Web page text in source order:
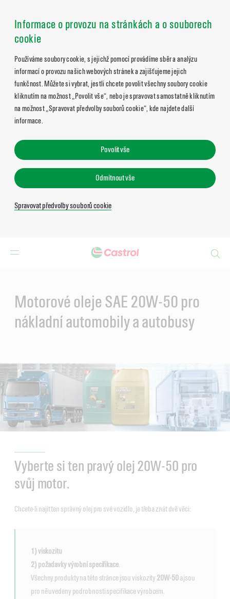
Informace o provozu na stránkách a o souborech
cookie
Používáme soubory cookie, s jejichž pomocí provádíme sběr a analýzu
informací o provozu našich webových stránek a zajišťujeme jejich
funkčnost. Můžete si vybrat, jestli chcete povolit všechny soubory cookie
kliknutím na možnost „Povolit vše“, nebo je spravovat samostatně kliknutím
na možnost „Spravovat předvolby souborů cookie“, kde najdete další
informace.
Povolit vše
Odmítnout vše
Spravovat předvolby souborů cookie
Motorové oleje SAE 20W-50 pro
nákladní automobily a autobusy
Vyberte si ten pravý olej 20W-50 pro
svůj motor.
Chcete-li najít ten správný olej pro své vozidlo, je třeba znát dvě věci:
1) viskozitu
2) požadavky výrobní specifikace.
Všechny produkty na této stránce jsou viskozity 20W-50a jsou
pro ně uvedeny podrobnosti specifikace výrobcem.